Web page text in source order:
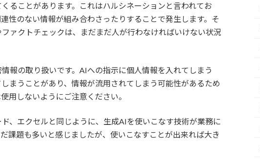
ることがあります。これはハルシネーションと言われてお
性のない情報が組み合わさったりすることで発生します。そ
ァクトチェックは、まだまだ人が行わなければいけない状況
報の取り扱いです。AIへの指示に個人情報を入れてしまう
まうことがあり、情報が流用されてしまう可能性があるため
用しないようにご注意ください。
、エクセルと同じように、生成AIを使いこなす技術が業務に
課題も多いと感じましたが、使いこなすことが出来れば大き